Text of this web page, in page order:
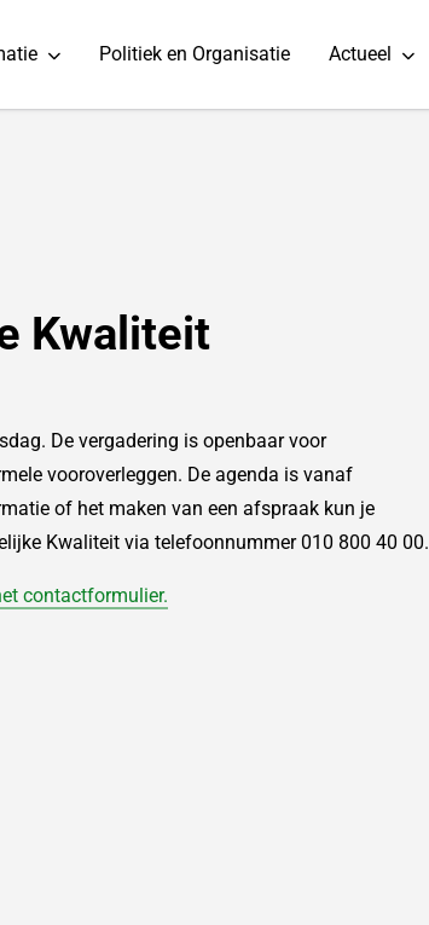
Politiek en Organisatie Actueel
Kwaliteit
De vergadering is openbaar voor
vooroverleggen. De agenda is vanaf
of het maken van een afspraak kun je
Kwaliteit via telefoonnummer 010 800 40 00.
contactformulier.